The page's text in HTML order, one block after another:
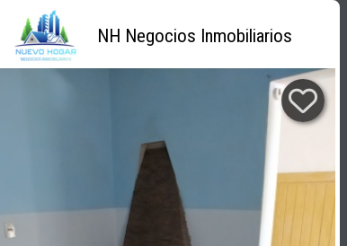
NH Negocios Inmobiliarios